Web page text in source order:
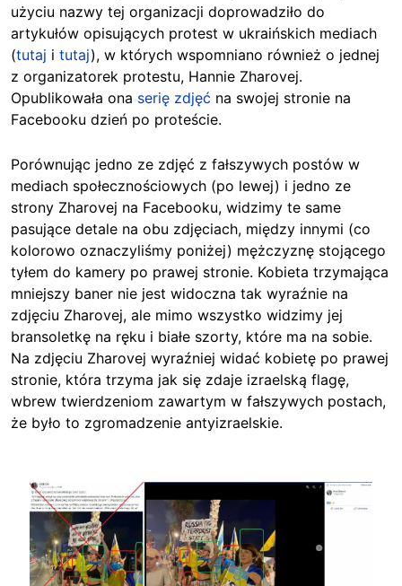
użyciu nazwy tej organizacji doprowadziło do
artykułów opisujących protest w ukraińskich mediach
(tutaj i tutaj), w których wspomniano również o jednej
z organizatorek protestu, Hannie Zharovej.
Opublikowała ona serię zdjęć na swojej stronie na
Facebooku dzień po proteście.
Porównując jedno ze zdjęć z fałszywych postów w
mediach społecznościowych (po lewej) i jedno ze
strony Zharovej na Facebooku, widzimy te same
pasujące detale na obu zdjęciach, między innymi (co
kolorowo oznaczyliśmy poniżej) mężczyznę stojącego
tyłem do kamery po prawej stronie. Kobieta trzymająca
mniejszy baner nie jest widoczna tak wyraźnie na
zdjęciu Zharovej, ale mimo wszystko widzimy jej
bransoletkę na ręku i białe szorty, które ma na sobie.
Na zdjęciu Zharovej wyraźniej widać kobietę po prawej
stronie, która trzyma jak się zdaje izraelską flagę,
wbrew twierdzeniom zawartym w fałszywych postach,
że było to zgromadzenie antyizraelskie.
Image